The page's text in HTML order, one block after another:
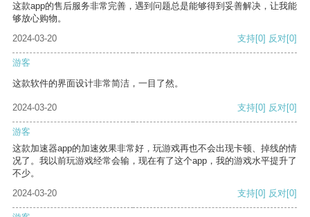
这款app的售后服务非常完善，遇到问题总是能够得到妥善解决，让我能
够放心购物。
2024-03-20
支持[0] 反对[0]
游客
这款软件的界面设计非常简洁，一目了然。
2024-03-20 支持[0] 反对[0]
游客
这款加速器app的加速效果非常好，玩游戏再也不会出现卡顿、掉线的情
况了。我以前玩游戏经常会输，现在有了这个app，我的游戏水平提升了
不少。
2024-03-20
支持[0] 反对[0]